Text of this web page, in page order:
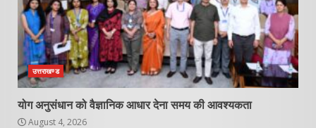
उत्तराखण्ड
योग अनुसंधान को वैज्ञानिक आधार देना समय की आवश्यकता
August 4, 2026